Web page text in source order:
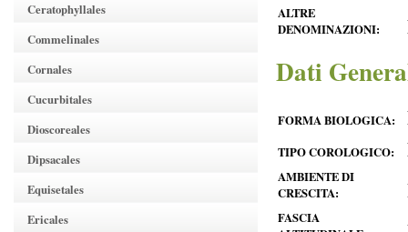
Ceratophyllales
Commelinales
Cornales
Cucurbitales
Dioscoreales
Dipsacales
Equisetales
Ericales
ALTRE
DENOMINAZIONI:
Dati
FORMA BIOLOGICA:
TIPO COROLOGICO:
AMBIENTE DI
CRESCITA:
FASCIA